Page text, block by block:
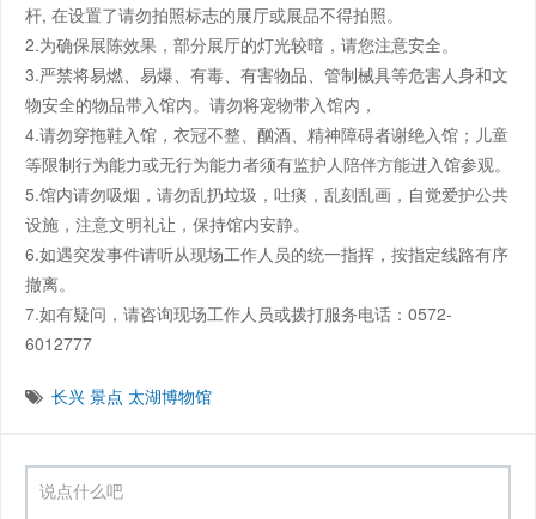
杆, 在设置了请勿拍照标志的展厅或展品不得拍照。
2.为确保展陈效果，部分展厅的灯光较暗，请您注意安全。
3.严禁将易燃、易爆、有毒、有害物品、管制械具等危害人身和文
物安全的物品带入馆内。请勿将宠物带入馆内，
4.请勿穿拖鞋入馆，衣冠不整、酗酒、精神障碍者谢绝入馆；儿童
等限制行为能力或无行为能力者须有监护人陪伴方能进入馆参观。
5.馆内请勿吸烟，请勿乱扔垃圾，吐痰，乱刻乱画，自觉爱护公共
设施，注意文明礼让，保持馆内安静。
6.如遇突发事件请听从现场工作人员的统一指挥，按指定线路有序
撤离。
7.如有疑问，请咨询现场工作人员或拨打服务电话：0572-
6012777
长兴 景点 太湖博物馆
说点什么吧